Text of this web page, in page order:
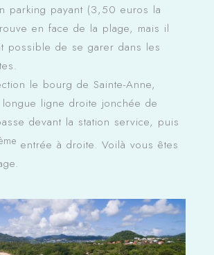
parking payant (3,50 euros la
en face de la plage, mais il
possible de se garer dans les
le bourg de Sainte-Anne,
ligne droite jonchée de
devant la station service, puis
entrée à droite. Voilà vous êtes